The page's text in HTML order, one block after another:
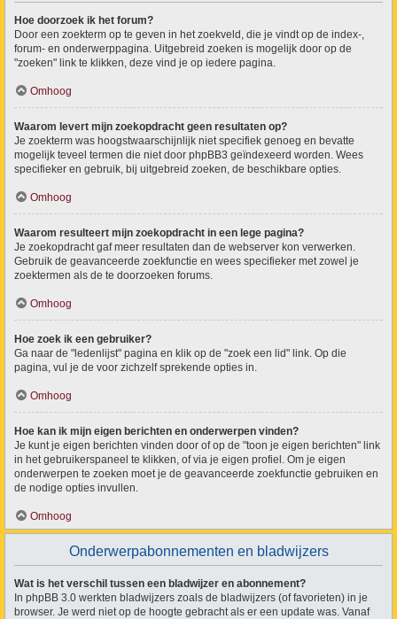
Hoe doorzoek ik het forum?
Door een zoekterm op te geven in het zoekveld, die je vindt op de index-,
forum- en onderwerppagina. Uitgebreid zoeken is mogelijk door op de
"zoeken" link te klikken, deze vind je op iedere pagina.
Omhoog
Waarom levert mijn zoekopdracht geen resultaten op?
Je zoekterm was hoogstwaarschijnlijk niet specifiek genoeg en bevatte
mogelijk teveel termen die niet door phpBB3 geïndexeerd worden. Wees
specifieker en gebruik, bij uitgebreid zoeken, de beschikbare opties.
Omhoog
Waarom resulteert mijn zoekopdracht in een lege pagina?
Je zoekopdracht gaf meer resultaten dan de webserver kon verwerken.
Gebruik de geavanceerde zoekfunctie en wees specifieker met zowel je
zoektermen als de te doorzoeken forums.
Omhoog
Hoe zoek ik een gebruiker?
Ga naar de "ledenlijst" pagina en klik op de "zoek een lid" link. Op die
pagina, vul je de voor zichzelf sprekende opties in.
Omhoog
Hoe kan ik mijn eigen berichten en onderwerpen vinden?
Je kunt je eigen berichten vinden door of op de "toon je eigen berichten" link
in het gebruikerspaneel te klikken, of via je eigen profiel. Om je eigen
onderwerpen te zoeken moet je de geavanceerde zoekfunctie gebruiken en
de nodige opties invullen.
Omhoog
Onderwerpabonnementen en bladwijzers
Wat is het verschil tussen een bladwijzer en abonnement?
In phpBB 3.0 werkten bladwijzers zoals de bladwijzers (of favorieten) in je
browser. Je werd niet op de hoogte gebracht als er een update was. Vanaf